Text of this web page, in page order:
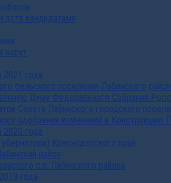
кандидатами
округ
2021 года
сельского поселения Лабинского
Думу Федерального Собрания
Совета Лабинского городского
одобрения изменений в Конструкцию
2020 года
Краснодарского края
район
с.п. Лабинского района
года